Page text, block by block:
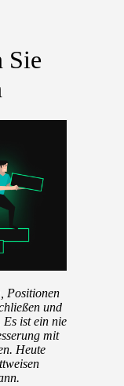
Sie
Positionen
und
Es ist ein nie
mit
Heute